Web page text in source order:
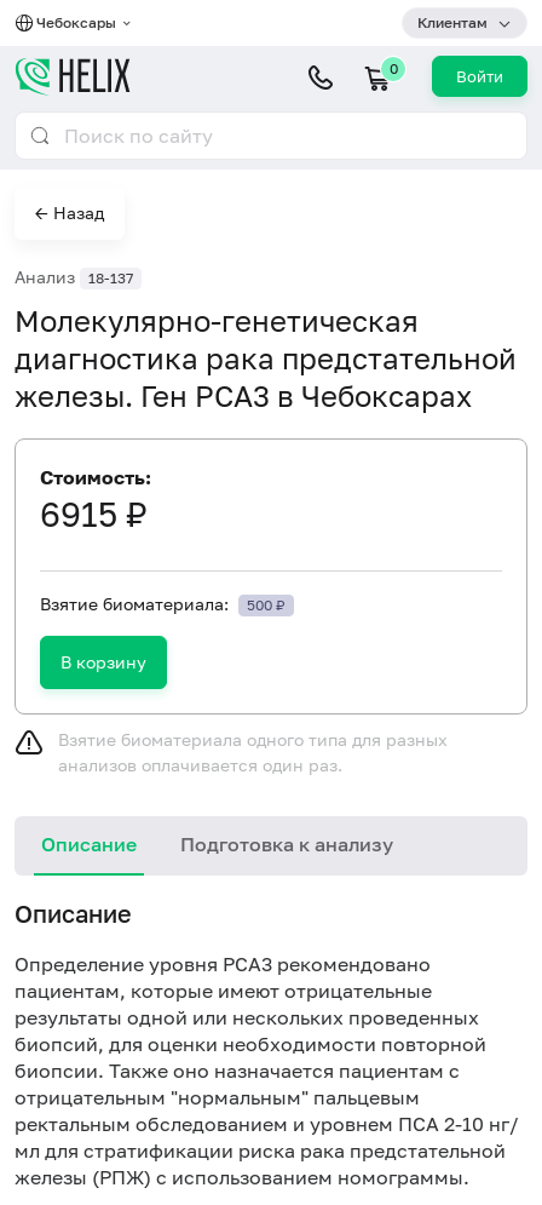
Чебоксары Клиентам
0 Войти
← Назад
Анализ 18-137
Молекулярно-генетическая
диагностика рака предстательной
железы. Ген PCA3 в Чебоксарах
Стоимость:
6915 ₽
Взятие биоматериала: 500 ₽
В корзину
Взятие биоматериала одного типа для разных
анализов оплачивается один раз.
Описание Подготовка к анализу
Описание
Определение уровня PCA3 рекомендовано
пациентам, которые имеют отрицательные
результаты одной или нескольких проведенных
биопсий, для оценки необходимости повторной
биопсии. Также оно назначается пациентам с
отрицательным "нормальным" пальцевым
ректальным обследованием и уровнем ПСА 2-10 нг/
мл для стратификации риска рака предстательной
железы (РПЖ) с использованием номограммы.